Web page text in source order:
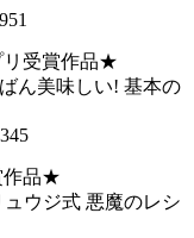
受賞作品★
ん美味しい! 基本の
作品★
ウジ式 悪魔のレシ